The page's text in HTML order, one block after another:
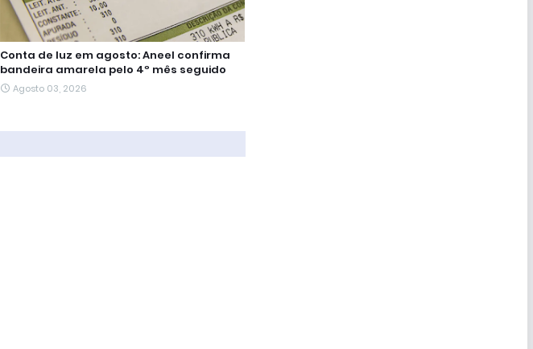
Conta de luz em agosto: Aneel confirma
bandeira amarela pelo 4º mês seguido
Agosto 03, 2026